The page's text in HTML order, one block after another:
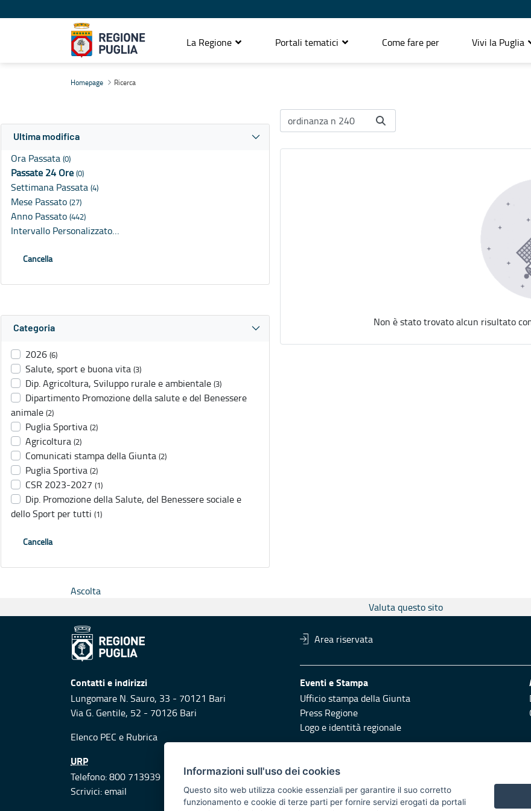
La Regione Portali tematici Come fare per Vivi la Puglia
Homepage Ricerca
Ultima modifica
Ora Passata (0)
Passate 24 Ore (0)
Settimana Passata (4)
Mese Passato (27)
Anno Passato (442)
Intervallo Personalizzato…
Cancella
Categoria
2026 (6)
Salute, sport e buona vita (3)
Dip. Agricoltura, Sviluppo rurale e ambientale (3)
Dipartimento Promozione della salute e del Benessere
animale (2)
Puglia Sportiva (2)
Agricoltura (2)
Comunicati stampa della Giunta (2)
Puglia Sportiva (2)
CSR 2023-2027 (1)
Dip. Promozione della Salute, del Benessere sociale e
dello Sport per tutti (1)
Cancella
Non è stato trovato alcun risultato
Ascolta
Valuta questo sito
Area riservata
Contatti e indirizzi
Lungomare N. Sauro, 33 - 70121 Bari
Via G. Gentile, 52 - 70126 Bari
Elenco PEC e Rubrica
Eventi e Stampa
Ufficio stampa della Giunta
Press Regione
Logo e identità regionale
URP
Telefono: 800 713939
Scrivici:email
Responsabili di pubblicazione
Informazioni sull'uso dei cookies
Questo sito web utilizza cookie essenziali per garantire il suo corretto
funzionamento e cookie di terze parti per fornire servizi erogati da portali